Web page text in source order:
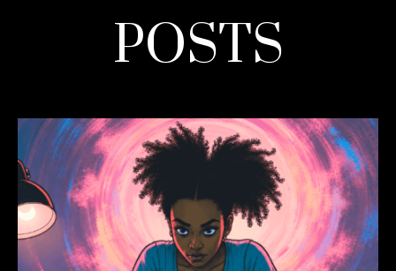
POSTS
READ MORE